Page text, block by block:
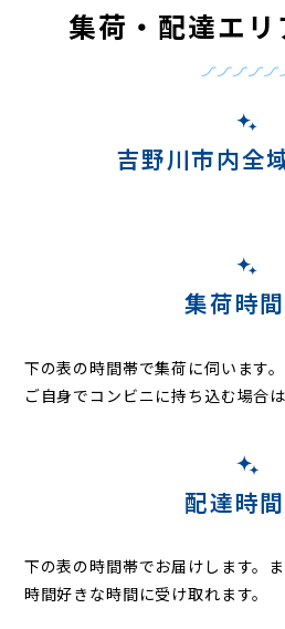
集荷・配達エ
吉野川市内全
集荷時
下の表の時間帯で集荷に伺います。
ご自身でコンビニに持ち込む場合
配達時
下の表の時間帯でお届けします。
時間好きな時間に受け取れます。